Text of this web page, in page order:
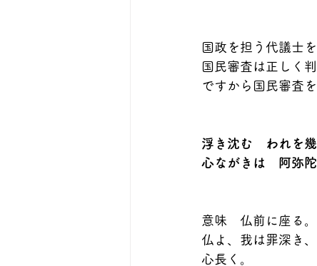
国政を担う代議士
国民審査は正しく
ですから国民審査
浮き沈む　われを
心ながきは　阿弥
意味　仏前に座る
仏よ、我は罪深き
心長く。